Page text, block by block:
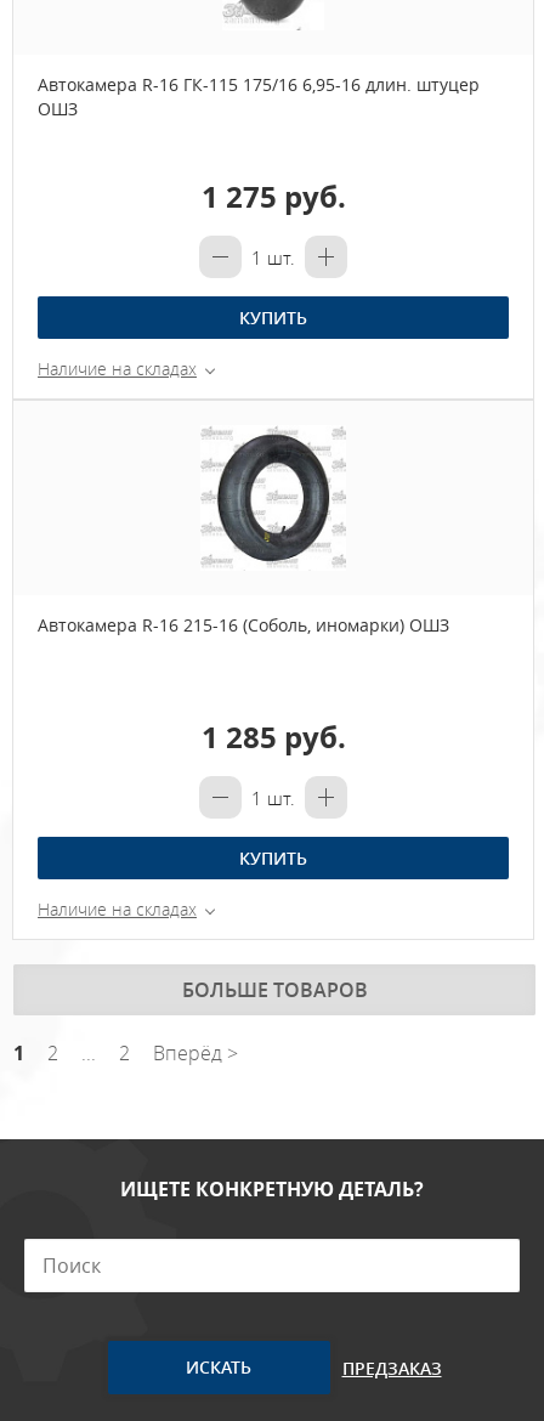
Автокамера R-16 ГК-115 175/16 6,95-16 длин. штуцер
ОШЗ
1 275 руб.
1 шт.
КУПИТЬ
Наличие на складах
Автокамера R-16 215-16 (Соболь, иномарки) ОШЗ
1 285 руб.
1 шт.
КУПИТЬ
Наличие на складах
БОЛЬШЕ ТОВАРОВ
1 2 ... 2 Вперёд >
ИЩЕТЕ КОНКРЕТНУЮ ДЕТАЛЬ?
ПРЕДЗАКАЗ